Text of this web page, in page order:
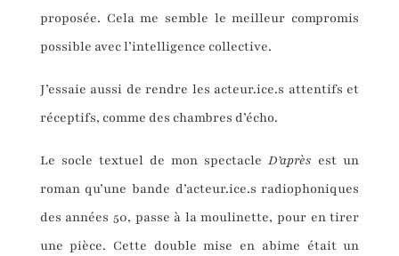
proposée. Cela me semble le meilleur compromis
possible avec l’intelligence collective.
J’essaie aussi de rendre les acteur.ice.s attentifs et
réceptifs, comme des chambres d’écho.
Le socle textuel de mon spectacleD’après est un
roman qu’une bande d’acteur.ice.s radiophoniques
des années 50, passe à la moulinette, pour en tirer
une pièce. Cette double mise en abime était un